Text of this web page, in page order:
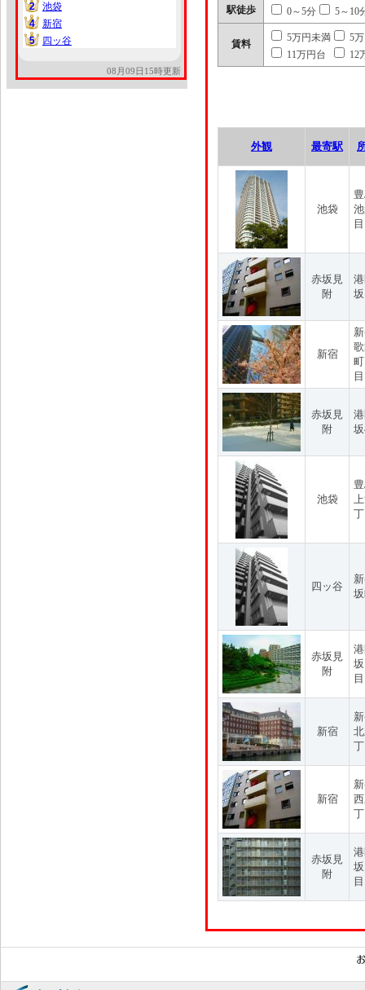
2
2
池袋
4
4
新宿
5
5 四ッ谷
08月09日15時更新
駅徒歩 0～5分 5～10
賃料
5万円未満
5
11万円台
12
外観 最寄駅
池袋
目
赤坂見
附
新宿
目
赤坂見
附
池袋
四ッ谷
赤坂見
附
目
新宿
新宿
赤坂見
附
目